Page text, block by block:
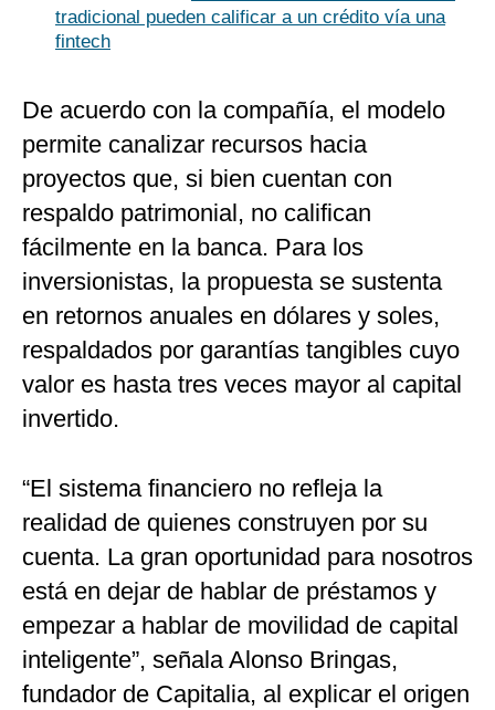
tradicional pueden calificar a un crédito vía una
fintech
De acuerdo con la compañía, el modelo
permite canalizar recursos hacia
proyectos que, si bien cuentan con
respaldo patrimonial, no califican
fácilmente en la banca. Para los
inversionistas, la propuesta se sustenta
en retornos anuales en dólares y soles,
respaldados por garantías tangibles cuyo
valor es hasta tres veces mayor al capital
invertido.
“El sistema financiero no refleja la
realidad de quienes construyen por su
cuenta. La gran oportunidad para nosotros
está en dejar de hablar de préstamos y
empezar a hablar de movilidad de capital
inteligente”, señala Alonso Bringas,
fundador de Capitalia, al explicar el origen